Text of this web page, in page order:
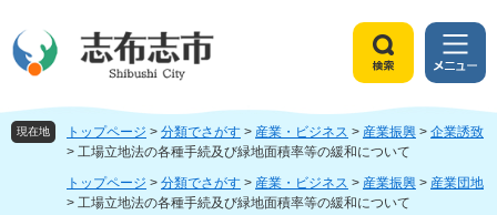
ジ
頭
ュ
飛
索
メ
ニ
ュ
ー
現在地 トップページ > 分類でさがす > 産業・ビジネス > 産業振興 > 企業誘致
> 工場立地法の各種手続及び緑地面積率等の緩和について
トップページ > 分類でさがす > 産業・ビジネス > 産業振興 > 産業団地
> 工場立地法の各種手続及び緑地面積率等の緩和について